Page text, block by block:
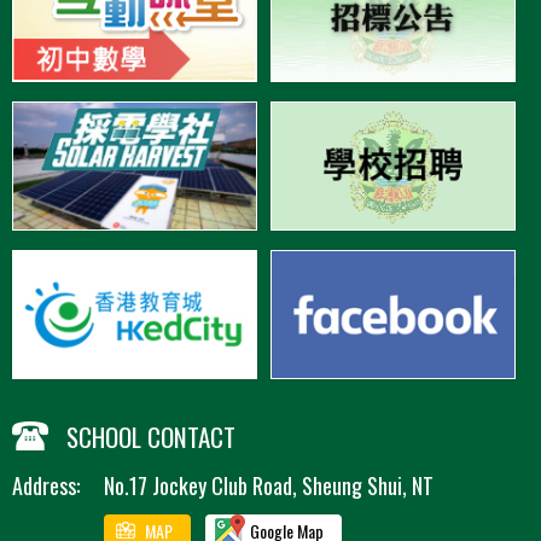
SCHOOL CONTACT
Address: No.17 Jockey Club Road, Sheung Shui, NT
MAP Google Map